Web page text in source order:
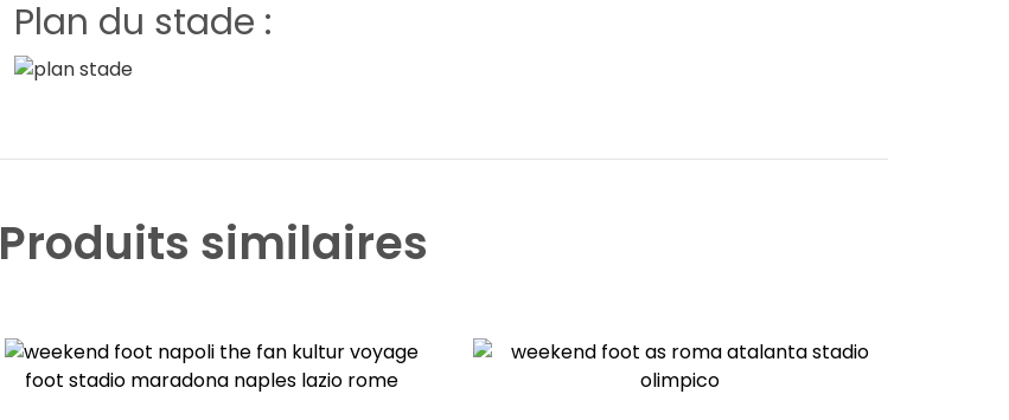
Plan du stade :
Produits similaires